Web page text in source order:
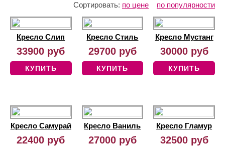
Сортировать: по цене по популярности
Кресло Слип
33900 руб
КУПИТЬ
Кресло Стиль
29700 руб
КУПИТЬ
Кресло Мустанг
30000 руб
КУПИТЬ
Кресло Самурай
22400 руб
Кресло Ваниль
27000 руб
Кресло Гламур
32500 руб